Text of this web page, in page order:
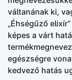
váltanának ki,
„Éhségűző
képes a várt
egészségre
kedvező hatás